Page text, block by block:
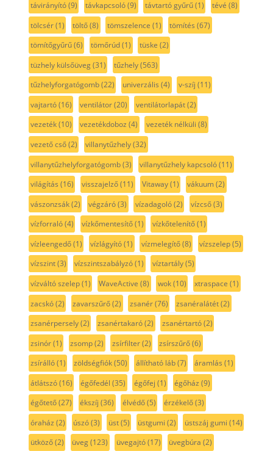
távirányító(9) távkapcsoló(9) távtartó gyűrű(1) tévé (8)
tölcsér(1) töltő(8) tömszelence (1) tömítés (67)
tömítőgyűrű(6) tömőrúd(1) tüske (2)
tüzhely külsőüveg(31) tűzhely(563)
tűzhelyforgatógomb(22) univerzális (4) v-szíj (11)
vajtartó(16) ventilátor(20) ventilátorlapát(2)
vezeték(10) vezetékdoboz (4) vezeték nélküli (8)
vezető cső(2) villanytűzhely(32)
villanytűzhelyforgatógomb(3) villanytűzhely kapcsoló(11)
világítás (16) visszajelző(11) Vitaway(1) vákuum(2)
vászonzsák(2) végzáró(3) vízadagoló(2) vízcső(3)
vízforraló(4) vízkőmentesítő(1) vízkőtelenítő(1)
vízleengedő(1) vízlágyító(1) vízmelegítő(8) vízszelep(5)
vízszint(3) vízszintszabályzó(1) víztartály(5)
vízváltó szelep(1) WaveActive (8) wok(10) xtraspace (1)
zacskó(2) zavarszűrő(2) zsanér(76) zsanéralátét(2)
zsanérpersely(2) zsanértakaró(2) zsanértartó(2)
zsinór(1) zsomp(2) zsírfilter(2) zsírszűrő(6)
zsírálló(1) zöldségfiók(50) állítható láb(7) áramlás (1)
átlátszó(16) égőfedél (35) égőfej (1) égőház (9)
égőtető(27) ékszíj (36) élvédő(5) érzékelő(3)
óraház (2) úszó(3) üst(5) üstgumi (2) üstszáj gumi (14)
ütköző(2) üveg(123) üvegajtó(17) üvegbúra (2)